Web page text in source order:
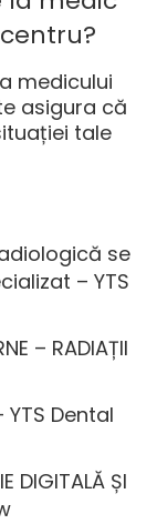
medicului
asigura că
tale
se
– YTS
– RADIAȚII
YTS Dental
DIGITALĂ ȘI